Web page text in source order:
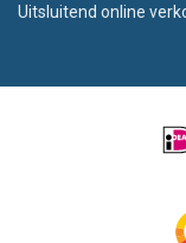
Uitsluitend online